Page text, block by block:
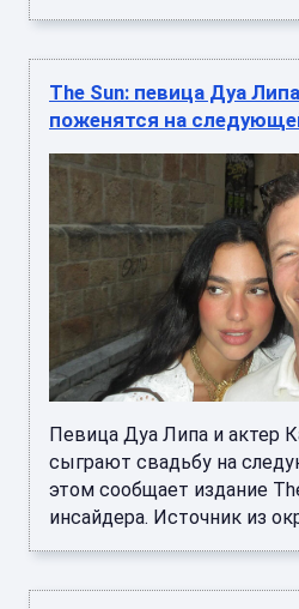
The Sun: певица Дуа
поженятся на
Певица Дуа Липа и актер
сыграют свадьбу на
этом сообщает издание
инсайдера. Источник из